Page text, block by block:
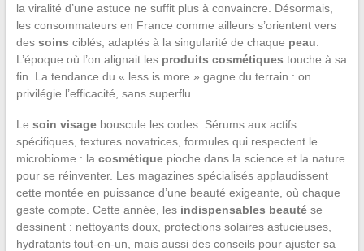
la viralité d’une astuce ne suffit plus à convaincre. Désormais,
les consommateurs en France comme ailleurs s’orientent vers
des soins ciblés, adaptés à la singularité de chaque peau
L’époque où l’on alignait les produits cosmétiques touche à sa
fin. La tendance du « less is more » gagne du terrain : on
privilégie l’efficacité, sans superflu.
Le soin visagebouscule les codes. Sérums aux actifs
spécifiques, textures novatrices, formules qui respectent le
microbiome : la cosmétiquepioche dans la science et la nature
pour se réinventer. Les magazines spécialisés applaudissent
cette montée en puissance d’une beauté exigeante, où chaque
geste compte. Cette année, les indispensables beautése
dessinent : nettoyants doux, protections solaires astucieuses,
hydratants tout-en-un, mais aussi des conseils pour ajuster sa